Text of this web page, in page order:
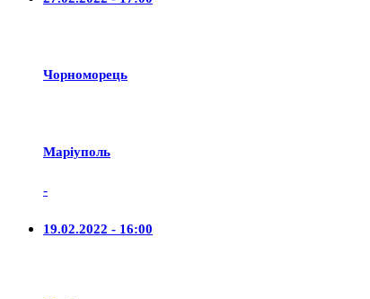
Чорноморець
Маріуполь
-
19.02.2022 - 16:00